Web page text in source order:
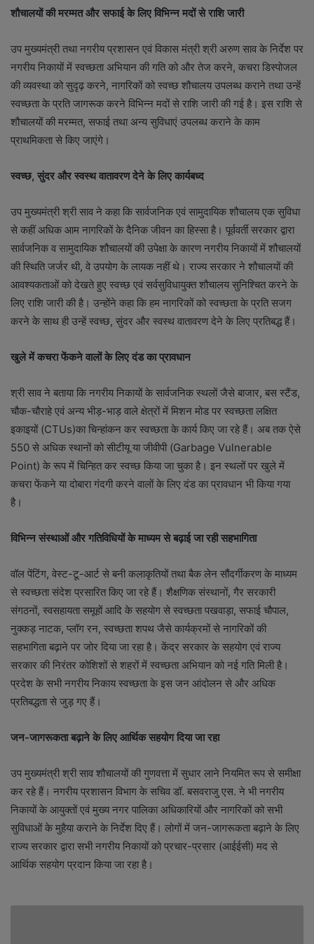
शौचालयों की मरम्मत और सफाई के लिए विभिन्न मदों से राशि जारी
उप मुख्यमंत्री तथा नगरीय प्रशासन एवं विकास मंत्री श्री अरुण साव के निर्देश पर
नगरीय निकायों में स्वच्छता अभियान की गति को और तेज करने, कचरा डिस्पोजल
की व्यवस्था को सुदृढ़ करने, नागरिकों को स्वच्छ शौचालय उपलब्ध कराने तथा उन्हें
स्वच्छता के प्रति जागरूक करने विभिन्न मदों से राशि जारी की गई है। इस राशि से
शौचालयों की मरम्मत, सफाई तथा अन्य सुविधाएं उपलब्ध कराने के काम
प्राथमिकता से किए जाएंगे।
स्वच्छ, सुंदर और स्वस्थ वातावरण देने के लिए कार्यबध्द
उप मुख्यमंत्री श्री साव ने कहा कि सार्वजनिक एवं सामुदायिक शौचालय एक सुविधा
से कहीं अधिक आम नागरिकों के दैनिक जीवन का हिस्सा है। पूर्ववर्ती सरकार द्वारा
सार्वजनिक व सामुदायिक शौचालयों की उपेक्षा के कारण नगरीय निकायों में शौचालयों
की स्थिति जर्जर थी, वे उपयोग के लायक नहीं थे। राज्य सरकार ने शौचालयों की
आवश्यकताओं को देखते हुए स्वच्छ एवं सर्वसुविधायुक्त शौचालय सुनिश्चित करने के
लिए राशि जारी की है। उन्होंने कहा कि हम नागरिकों को स्वच्छता के प्रति सजग
करने के साथ ही उन्हें स्वच्छ, सुंदर और स्वस्थ वातावरण देने के लिए प्रतिबद्ध हैं।
खुले में कचरा फेंकने वालों के लिए दंड का प्रावधान
श्री साव ने बताया कि नगरीय निकायों के सार्वजनिक स्थलों जैसे बाजार, बस स्टैंड,
चौक-चौराहे एवं अन्य भीड़-भाड़ वाले क्षेत्रों में मिशन मोड पर स्वच्छता लक्षित
इकाइयों (CTUs)का चिन्हांकन कर स्वच्छता के कार्य किए जा रहे हैं। अब तक ऐसे
550 से अधिक स्थानों को सीटीयू या जीवीपी (Garbage Vulnerable
Point) के रूप में चिन्हित कर स्वच्छ किया जा चुका है। इन स्थलों पर खुले में
कचरा फेंकने या दोबारा गंदगी करने वालों के लिए दंड का प्रावधान भी किया गया
है।
विभिन्न संस्थाओं और गतिविधियों के माध्यम से बढ़ाई जा रही सहभागिता
वॉल पेंटिंग, वेस्ट-टू-आर्ट से बनी कलाकृतियों तथा बैक लेन सौंदर्गीकरण के माध्यम
से स्वच्छता संदेश प्रसारित किए जा रहे हैं। शैक्षणिक संस्थानों, गैर सरकारी
संगठनों, स्वसहायता समूहों आदि के सहयोग से स्वच्छता पखवाड़ा, सफाई चौपाल,
नुक्कड़ नाटक, प्लॉग रन, स्वच्छता शपथ जैसे कार्यक्रमों से नागरिकों की
सहभागिता बढ़ाने पर जोर दिया जा रहा है। केंद्र सरकार के सहयोग एवं राज्य
सरकार की निरंतर कोशिशों से शहरों में स्वच्छता अभियान को नई गति मिली है।
प्रदेश के सभी नगरीय निकाय स्वच्छता के इस जन आंदोलन से और अधिक
प्रतिबद्धता से जुड़ गए हैं।
जन-जागरूकता बढ़ाने के लिए आर्थिक सहयोग दिया जा रहा
उप मुख्यमंत्री श्री साव शौचालयों की गुणवत्ता में सुधार लाने नियमित रूप से समीक्षा
कर रहे हैं। नगरीय प्रशासन विभाग के सचिव डॉ. बसवराजु एस. ने भी नगरीय
निकायों के आयुक्तों एवं मुख्य नगर पालिका अधिकारियों और नागरिकों को सभी
सुविधाओं के मुहैया कराने के निर्देश दिए हैं। लोगों में जन-जागरूकता बढ़ाने के लिए
राज्य सरकार द्वारा सभी नगरीय निकायों को प्रचार-प्रसार (आईईसी) मद से
आर्थिक सहयोग प्रदान किया जा रहा है।